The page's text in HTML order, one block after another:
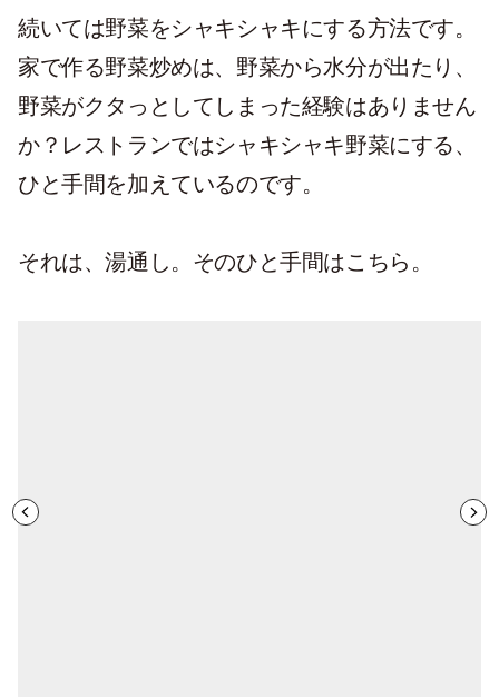
続いては野菜をシャキシャキにする方法です。
家で作る野菜炒めは、野菜から水分が出たり、
野菜がクタっとしてしまった経験はありません
か？レストランではシャキシャキ野菜にする、
ひと手間を加えているのです。
それは、湯通し。そのひと手間はこちら。